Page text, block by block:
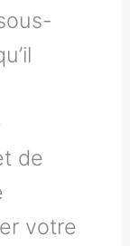
de
votre